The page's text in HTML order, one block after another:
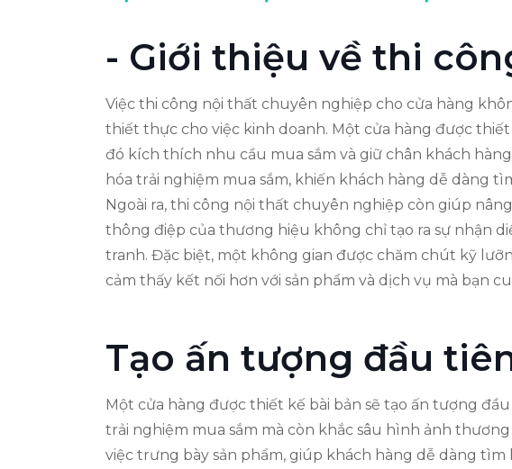
- Giới thiệu về thi
Việc thi công nội thất chuyên nghiệp cho cửa hàng
thiết thực cho việc kinh doanh. Một cửa hàng được
đó kích thích nhu cầu mua sắm và giữ chân khách
hóa trải nghiệm mua sắm, khiến khách hàng dễ dàng
Ngoài ra, thi công nội thất chuyên nghiệp còn giúp
thông điệp của thương hiệu không chỉ tạo ra sự nhận
tranh. Đặc biệt, một không gian được chăm chút kỹ
cảm thấy kết nối hơn với sản phẩm và dịch vụ mà bạn
Tạo ấn tượng đầu
Một cửa hàng được thiết kế bài bản sẽ tạo ấn tượng
trải nghiệm mua sắm mà còn khắc sâu hình ảnh
việc trưng bày sản phẩm, giúp khách hàng dễ dàng